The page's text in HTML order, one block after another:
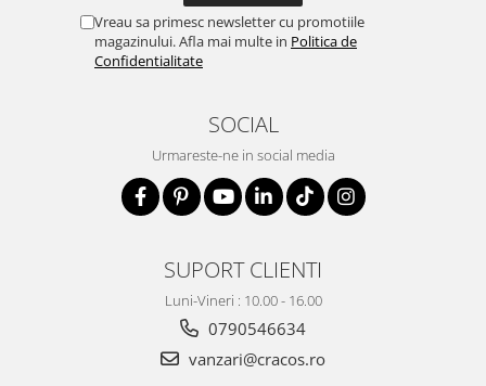
Vreau sa primesc newsletter cu promotiile
magazinului. Afla mai multe in Politica de
Confidentialitate
SOCIAL
Urmareste-ne in social media
SUPORT CLIENTI
Luni-Vineri : 10.00 - 16.00
0790546634
vanzari@cracos.ro